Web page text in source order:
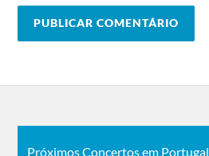
Próximos Concertos em Portugal